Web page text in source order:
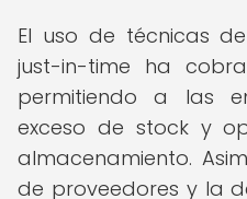
El uso de técnicas
just-in-time ha
permitiendo a las
exceso de stock y
almacenamiento.
de proveedores y la